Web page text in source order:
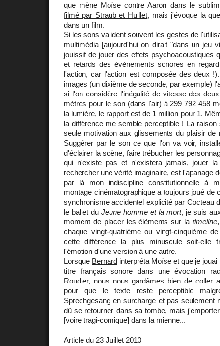
que mène Moïse contre Aaron dans le
filmé par Straub et Huillet, mais j'évoque la
dans un film.
Si les sons valident souvent les gestes de
multimédia [aujourd'hui on dirait "dans un jeu
jouissif de jouer des effets psychoacoustiques
et retards des évènements sonores en
l'action, car l'action est composée des deux
images (un dixième de seconde, par exemple)
si l'on considère l'inégalité de vitesse des
mètres pour le son(dans l'air) à 299 792 458
la lumière, le rapport est de 1 million pour 1.
la différence me semble perceptible ! La raison
seule motivation aux glissements du plaisir de
Suggérer par le son ce que l'on va voir,
d'éclairer la scène, faire trébucher les
qui n'existe pas et n'existera jamais, jouer la
rechercher une vérité imaginaire, est l'apanage
par là mon indiscipline constitutionnelle à
montage cinématographique a toujours joué de
synchronisme accidentel explicité par Cocteau
le ballet du Jeune homme et la mort, je suis
moment de placer les éléments sur la timeline
chaque vingt-quatrième ou vingt-cinquième
cette différence la plus minuscule soit-elle
l'émotion d'une version à une autre.
Lorsque Bernard interpréta Moïse et que je
titre français sonore dans une évocation
Roudier, nous nous gardâmes bien de coller
pour que le texte reste perceptible
Sprechgesang en surcharge et pas seulement
dû se retourner dans sa tombe, mais
[voire tragi-comique] dans la mienne...
Article du 23 Juillet 2010